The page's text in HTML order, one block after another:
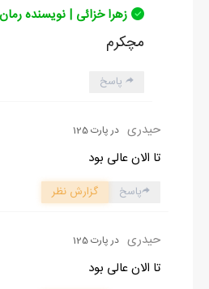
زهرا خزائی | نویسنده رمان
مچکرم
پاسخ
حیدری در پارت 125
تا الان عالی بود
پاسخ گزارش نظر
حیدری در پارت 125
تا الان عالی بود